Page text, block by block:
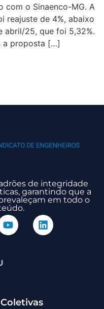
com o Sinaenco-MG. A
reajuste de 4%, abaixo
abril/25, que foi 5,32%.
a proposta […]
de integridade
garantindo que a
em todo o